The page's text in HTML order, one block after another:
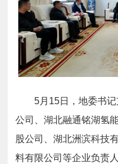
5月15日，地委书
公司、湖北融通铭湖氢
股公司、湖北洲滨科技
料有限公司等企业负责